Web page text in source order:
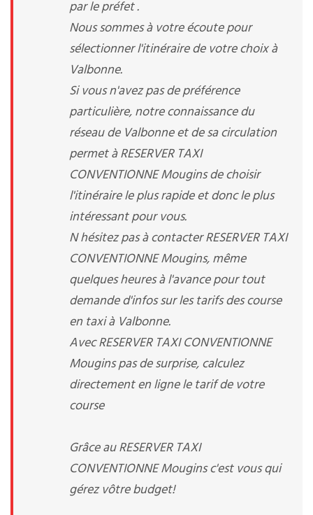
par le préfet .
Nous sommes à votre écoute pour
sélectionner l'itinéraire de votre choix à
Valbonne.
Si vous n'avez pas de préférence
particulière, notre connaissance du
réseau de Valbonne et de sa circulation
permet à RESERVER TAXI
CONVENTIONNE Mougins de choisir
l'itinéraire le plus rapide et donc le plus
intéressant pour vous.
N hésitez pas à contacter RESERVER TAXI
CONVENTIONNE Mougins, même
quelques heures à l'avance pour tout
demande d'infos sur les tarifs des course
en taxi à Valbonne.
Avec RESERVER TAXI CONVENTIONNE
Mougins pas de surprise, calculez
directement en ligne le tarif de votre
course
Grâce au RESERVER TAXI
CONVENTIONNE Mougins c'est vous qui
gérez vôtre budget!